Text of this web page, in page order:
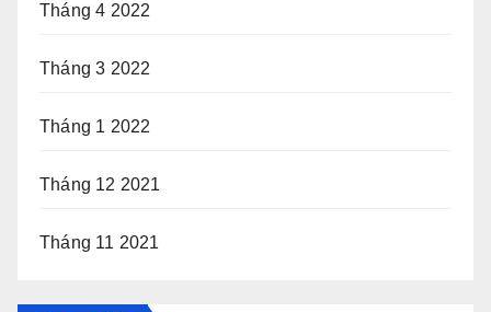
Tháng 4 2022
Tháng 3 2022
Tháng 1 2022
Tháng 12 2021
Tháng 11 2021